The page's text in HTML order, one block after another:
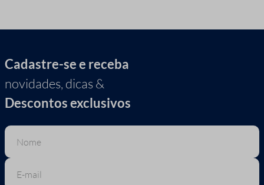
Cadastre-se e receba
novidades, dicas &
Descontos exclusivos